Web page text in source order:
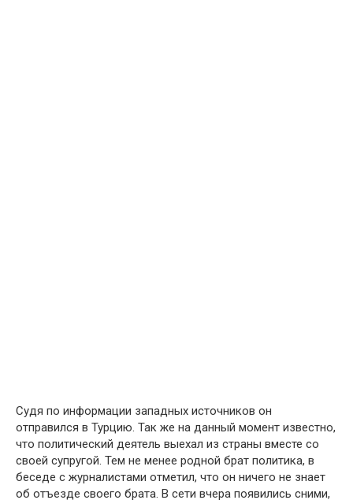
Судя по информации западных источников он
отправился в Турцию. Так же на данный момент известно,
что политический деятель выехал из страны вместе со
своей супругой. Тем не менее родной брат политика, в
беседе с журналистами отметил, что он ничего не знает
об отъезде своего брата. В сети вчера появились сними,